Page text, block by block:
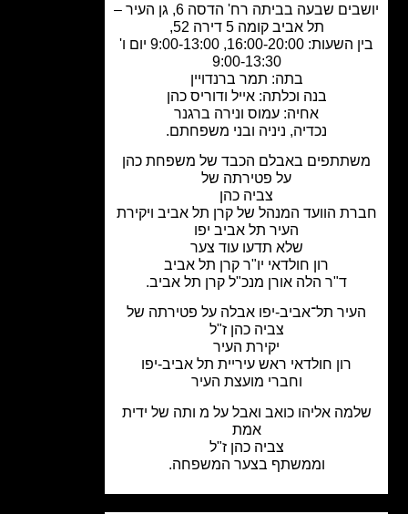
יושבים שבעה בביתה רח' הדסה 6, גן העיר –
תל אביב קומה 5 דירה 52,
בין השעות: 16:00-20:00, 9:00-13:00 יום ו'
9:00-13:30
בתה: תמר ברנדויין
בנה וכלתה: אייל ודוריס כהן
אחיה: עמוס ונירה ברגנר
נכדיה, ניניה ובני משפחתם.
באבלם הכבד של משפחת כהן
על פטירתה של
צביה כהן
הוועד המנהל של קרן תל אביב ויקירת
העיר תל אביב יפו
שלא תדעו עוד צער
רון חולדאי יו"ר קרן תל אביב
ד"ר הלה אורן מנכ"ל קרן תל אביב.
תל־אביב-יפו אבלה על פטירתה של
צביה כהן ז"ל
יקירת העיר
רון חולדאי ראש עיריית תל אביב-יפו
וחברי מועצת העיר
אליהו כואב ואבל על מ ותה של ידית
צביה כהן ז"ל
וממשתף בצער המשפחה.